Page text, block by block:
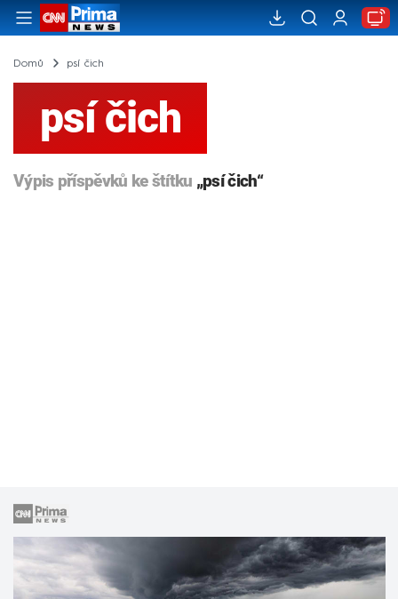
Domů psí čich
psí čich
Výpis příspěvků ke štítku „psí čich“